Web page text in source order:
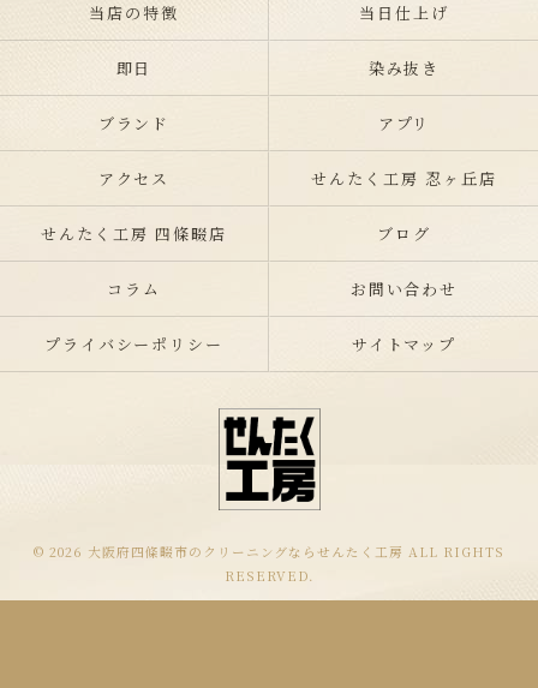
当店の特徴 当日仕上げ
即日 染み抜き
ブランド アプリ
アクセス せんたく工房 忍ヶ丘店
せんたく工房 四條畷店 ブログ
コラム お問い合わせ
プライバシーポリシー サイトマップ
© 2026 大阪府四條畷市のクリーニングならせんたく工房 ALL RIGHTS
RESERVED.